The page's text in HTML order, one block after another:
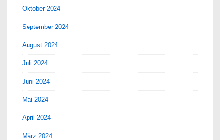
Oktober 2024
September 2024
August 2024
Juli 2024
Juni 2024
Mai 2024
April 2024
März 2024